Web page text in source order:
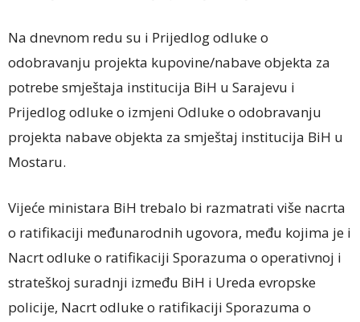
Na dnevnom redu su i Prijedlog odluke o
odobravanju projekta kupovine/nabave objekta za
potrebe smještaja institucija BiH u Sarajevu i
Prijedlog odluke o izmjeni Odluke o odobravanju
projekta nabave objekta za smještaj institucija BiH u
Mostaru.
Vijeće ministara BiH trebalo bi razmatrati više nacrta
o ratifikaciji međunarodnih ugovora, među kojima je i
Nacrt odluke o ratifikaciji Sporazuma o operativnoj i
strateškoj suradnji između BiH i Ureda evropske
policije, Nacrt odluke o ratifikaciji Sporazuma o